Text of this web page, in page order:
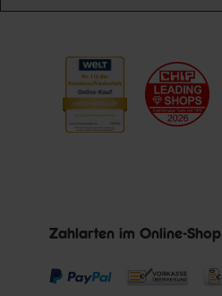
Zahlarten im Online-Shop